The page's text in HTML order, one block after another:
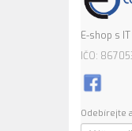
E-shop s
IČO:
Odebírejte